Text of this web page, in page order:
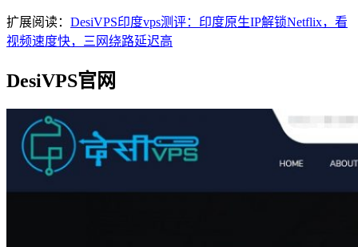
扩展阅读： DesiVPS印度vps测评：印度原生IP解锁Netflix，看
视频速度快，三网绕路延迟高
DesiVPS官网